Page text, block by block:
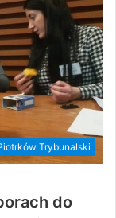
Trybunalski
do